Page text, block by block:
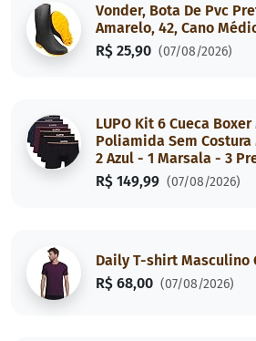
Vonder, Bota De Pvc
Amarelo, 42, Cano
R$ 25,90 (07/08/2026)
LUPO Kit 6 Cueca
Poliamida Sem
2 Azul - 1 Marsala - 3
R$ 149,99 (07/08/2026)
Daily T-shirt Masculino
R$ 68,00 (07/08/2026)